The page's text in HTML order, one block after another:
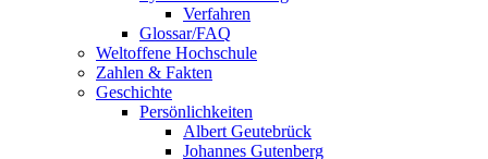
Verfahren
Glossar/FAQ
Weltoffene Hochschule
Zahlen & Fakten
Geschichte
Persönlichkeiten
Albert Geutebrück
Johannes Gutenberg